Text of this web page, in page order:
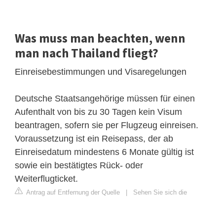
Was muss man beachten, wenn
man nach Thailand fliegt?
Einreisebestimmungen und Visaregelungen
Deutsche Staatsangehörige müssen für einen
Aufenthalt von bis zu 30 Tagen kein Visum
beantragen, sofern sie per Flugzeug einreisen.
Voraussetzung ist ein Reisepass, der ab
Einreisedatum mindestens 6 Monate gültig ist
sowie ein bestätigtes Rück- oder
Weiterflugticket.
Antrag auf Entfernung der Quelle | Sehen Sie sich die